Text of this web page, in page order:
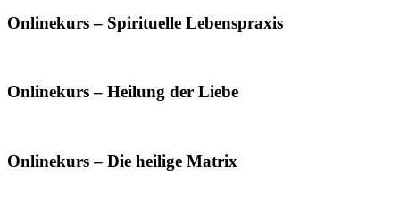
Onlinekurs – Spirituelle Lebenspraxis
Onlinekurs – Heilung der Liebe
Onlinekurs – Die heilige Matrix